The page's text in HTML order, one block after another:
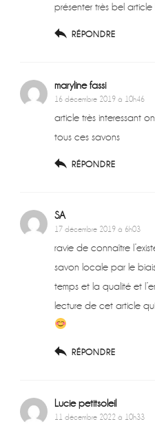
présenter très bel article
RÉPONDRE
maryline fassi
16 décembre 2019 à 10h46
article très interessant
tous ces savons
RÉPONDRE
SA
17 décembre 2019 à 6h03
ravie de connaître
savon locale par le
temps et la qualité et
lecture de cet article qui
RÉPONDRE
Lucie petitsoleil
11 décembre 2022 à 10h33